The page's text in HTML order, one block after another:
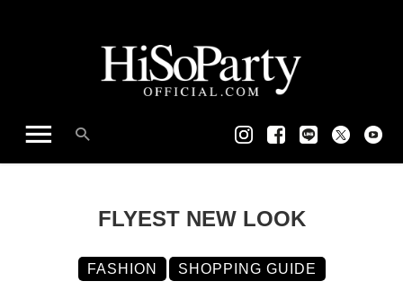
FLYEST NEW LOOK
FASHION SHOPPING GUIDE